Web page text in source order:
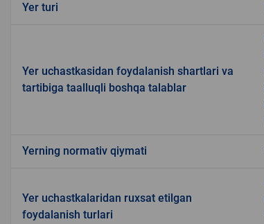
Yer turi
Yer uchastkasidan foydalanish shartlari va
tartibiga taalluqli boshqa talablar
Yerning normativ qiymati
Yer uchastkalaridan ruxsat etilgan
foydalanish turlari